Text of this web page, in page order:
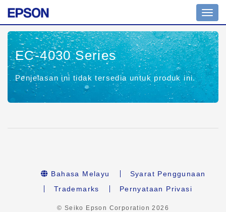
Togol
EC-4030 Series
Penjelasan ini tidak tersedia untuk produk ini.
Bahasa Melayu
Syarat Penggunaan
Trademarks
Pernyataan Privasi
© Seiko Epson Corporation2026